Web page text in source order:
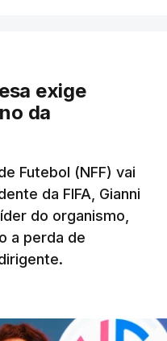
atividade dos
onde Borges
que o clube “tem
número de
que o Sporting
com vontade de
o presidente,
na final da
vontade mútua” do
exige
da
Futebol (NFF) vai
da FIFA, Gianni
do organismo,
a perda de